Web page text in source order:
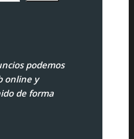
podemos
online y
de forma